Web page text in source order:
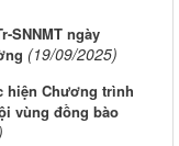
SNNMT ngày
(19/09/2025)
hiện Chương trình
vùng đồng bào